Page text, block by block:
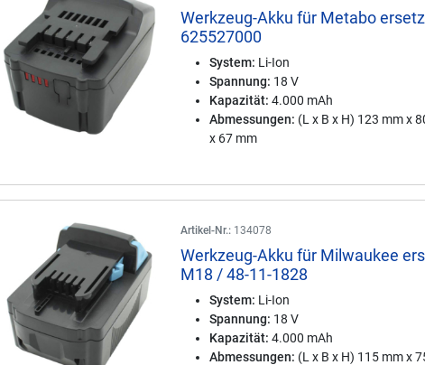
Werkzeug-Akku für Metabo
625527000
System: Li-Ion
Spannung: 18 V
Kapazität: 4.000 mAh
Abmessungen: (L x B x H) 123 mm x
x 67 mm
Artikel-Nr.: 134078
Werkzeug-Akku für Milwaukee
M18 / 48-11-1828
System: Li-Ion
Spannung: 18 V
Kapazität: 4.000 mAh
Abmessungen: (L x B x H) 115 mm x